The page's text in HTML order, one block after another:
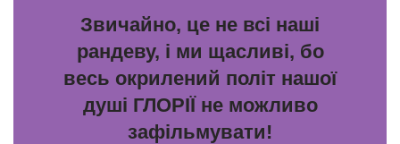
Звичайно, це не всі наші
рандеву, і ми щасливі, бо
весь окрилений політ нашої
душі ГЛОРІЇ не можливо
зафільмувати!